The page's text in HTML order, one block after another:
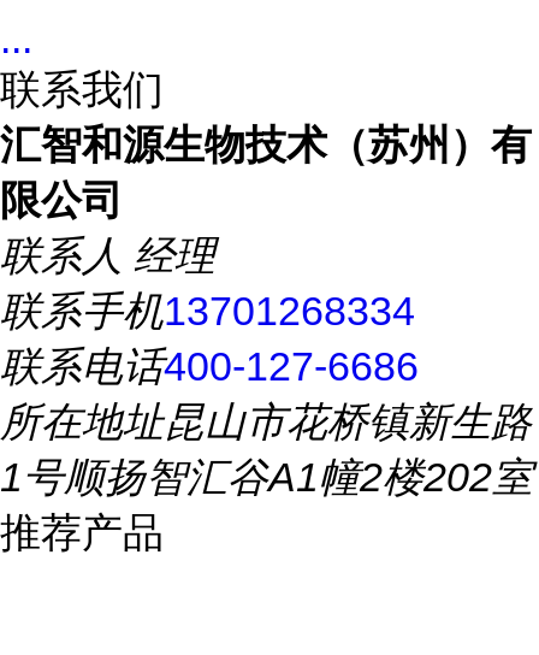
...
联系我们
汇智和源生物技术（苏州）有
限公司
联系人 经理
联系手机13701268334
联系电话400-127-6686
所在地址昆山市花桥镇新生路
1号顺扬智汇谷A1幢2楼202室
推荐产品